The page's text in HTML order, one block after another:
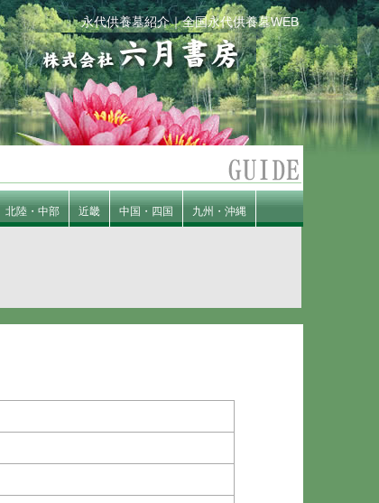
永代供養墓紹介｜全国永代供養墓WEB
北陸・中部 近畿 中国・四国 九州・沖縄